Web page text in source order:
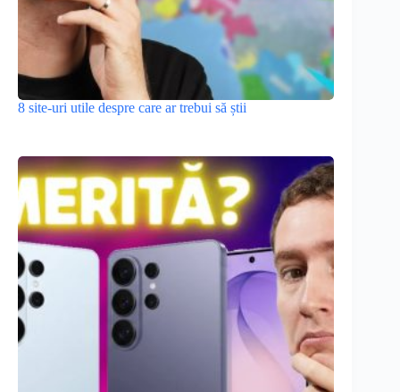
8 site-uri utile despre care ar trebui să știi